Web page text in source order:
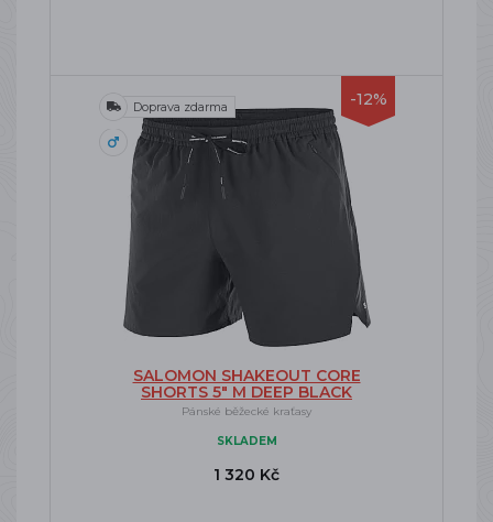
-12%
Doprava zdarma
SALOMON SHAKEOUT CORE
SHORTS 5" M DEEP BLACK
Pánské běžecké kraťasy
SKLADEM
1 320 Kč